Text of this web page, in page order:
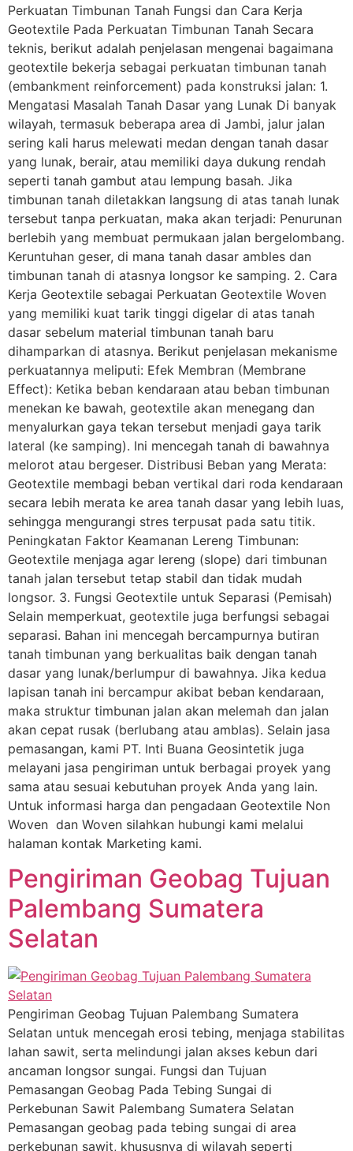
Perkuatan Timbunan Tanah Fungsi dan Cara Kerja
Geotextile Pada Perkuatan Timbunan Tanah Secara
teknis, berikut adalah penjelasan mengenai bagaimana
geotextile bekerja sebagai perkuatan timbunan tanah
(embankment reinforcement) pada konstruksi jalan: 1.
Mengatasi Masalah Tanah Dasar yang Lunak Di banyak
wilayah, termasuk beberapa area di Jambi, jalur jalan
sering kali harus melewati medan dengan tanah dasar
yang lunak, berair, atau memiliki daya dukung rendah
seperti tanah gambut atau lempung basah. Jika
timbunan tanah diletakkan langsung di atas tanah lunak
tersebut tanpa perkuatan, maka akan terjadi: Penurunan
berlebih yang membuat permukaan jalan bergelombang.
Keruntuhan geser, di mana tanah dasar ambles dan
timbunan tanah di atasnya longsor ke samping. 2. Cara
Kerja Geotextile sebagai Perkuatan Geotextile Woven
yang memiliki kuat tarik tinggi digelar di atas tanah
dasar sebelum material timbunan tanah baru
dihamparkan di atasnya. Berikut penjelasan mekanisme
perkuatannya meliputi: Efek Membran (Membrane
Effect): Ketika beban kendaraan atau beban timbunan
menekan ke bawah, geotextile akan menegang dan
menyalurkan gaya tekan tersebut menjadi gaya tarik
lateral (ke samping). Ini mencegah tanah di bawahnya
melorot atau bergeser. Distribusi Beban yang Merata:
Geotextile membagi beban vertikal dari roda kendaraan
secara lebih merata ke area tanah dasar yang lebih luas,
sehingga mengurangi stres terpusat pada satu titik.
Peningkatan Faktor Keamanan Lereng Timbunan:
Geotextile menjaga agar lereng (slope) dari timbunan
tanah jalan tersebut tetap stabil dan tidak mudah
longsor. 3. Fungsi Geotextile untuk Separasi (Pemisah)
Selain memperkuat, geotextile juga berfungsi sebagai
separasi. Bahan ini mencegah bercampurnya butiran
tanah timbunan yang berkualitas baik dengan tanah
dasar yang lunak/berlumpur di bawahnya. Jika kedua
lapisan tanah ini bercampur akibat beban kendaraan,
maka struktur timbunan jalan akan melemah dan jalan
akan cepat rusak (berlubang atau amblas). Selain jasa
pemasangan, kami PT. Inti Buana Geosintetik juga
melayani jasa pengiriman untuk berbagai proyek yang
sama atau sesuai kebutuhan proyek Anda yang lain.
Untuk informasi harga dan pengadaan Geotextile Non
Woven dan Woven silahkan hubungi kami melalui
halaman kontak Marketing kami.
Pengiriman Geobag Tujuan
Palembang Sumatera
Selatan
Pengiriman Geobag Tujuan Palembang Sumatera
Selatan untuk mencegah erosi tebing, menjaga stabilitas
lahan sawit, serta melindungi jalan akses kebun dari
ancaman longsor sungai. Fungsi dan Tujuan
Pemasangan Geobag Pada Tebing Sungai di
Perkebunan Sawit Palembang Sumatera Selatan
Pemasangan geobag pada tebing sungai di area
perkebunan sawit, khususnya di wilayah seperti